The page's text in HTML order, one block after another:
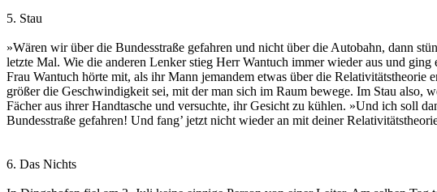
5. Stau
»Wären wir über die Bundesstraße gefahren und nicht über die Autobahn, dann
letzte Mal. Wie die anderen Lenker stieg Herr Wantuch immer wieder aus und
Frau Wantuch hörte mit, als ihr Mann jemandem etwas über die Relativitätstheorie
größer die Geschwindigkeit sei, mit der man sich im Raum bewege. Im Stau also,
Fächer aus ihrer Handtasche und versuchte, ihr Gesicht zu kühlen. »Und ich soll
Bundesstraße gefahren! Und fang’ jetzt nicht wieder an mit deiner
6. Das Nichts